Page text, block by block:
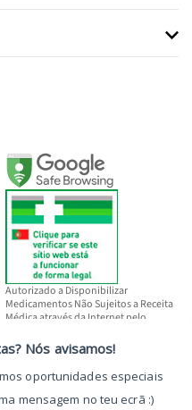
Autorizado a Disponibilizar
Medicamentos Não Sujeitos a Receita
Médica através da Internet pelo